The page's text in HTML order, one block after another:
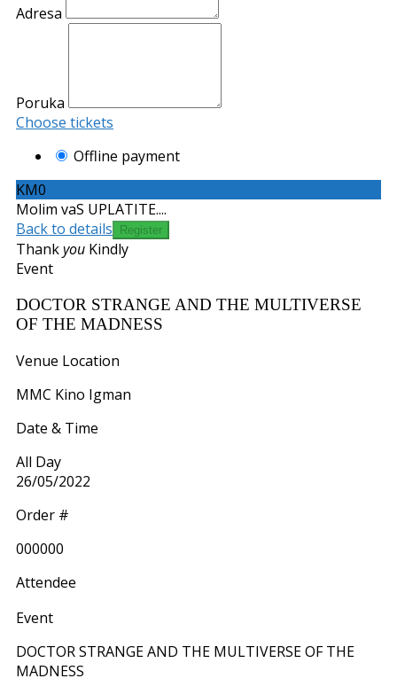
Adresa
Poruka
Choose tickets
Offline payment
KM0
Molim vaS UPLATITE....
Back to details
Thankyou Kindly
Event
DOCTOR STRANGE AND THE MULTIVERSE
OF THE MADNESS
Venue Location
MMC Kino Igman
Date & Time
All Day
26/05/2022
Order #
000000
Attendee
Event
DOCTOR STRANGE AND THE MULTIVERSE OF THE
MADNESS